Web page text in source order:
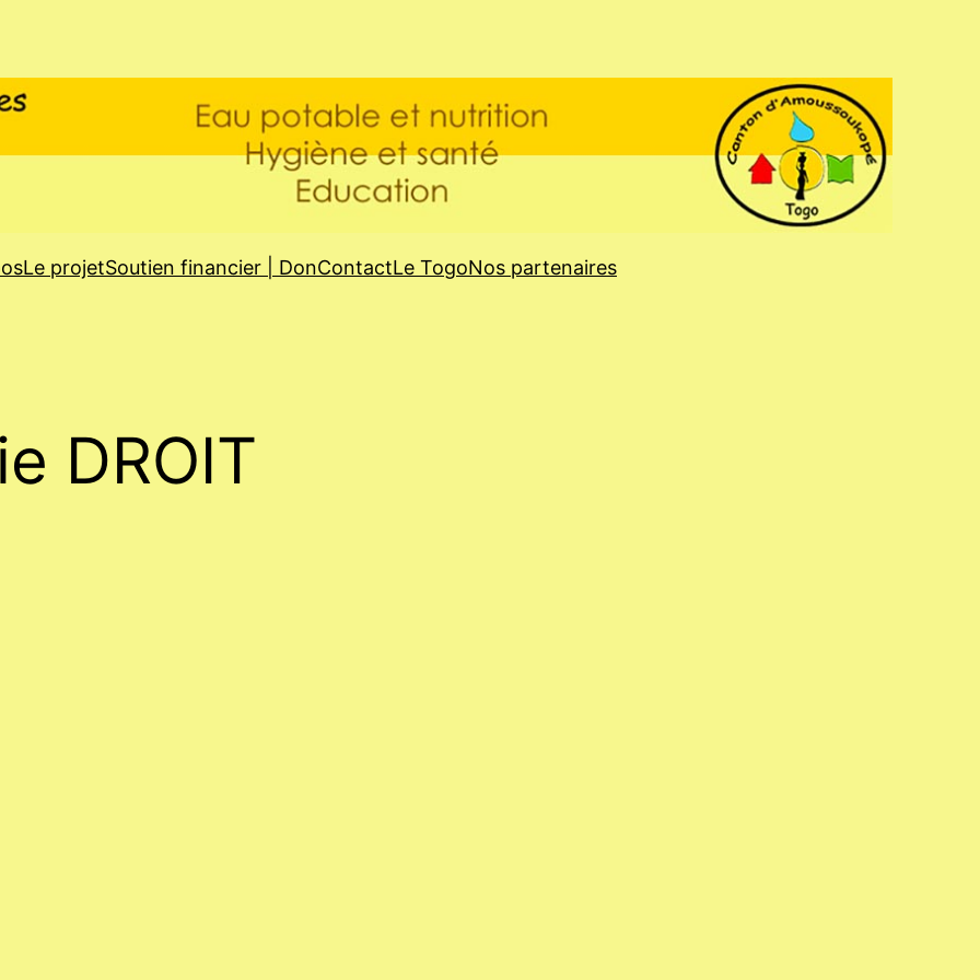
Le projetSoutien financier | DonContactLe TogoNos partenaires
DROIT